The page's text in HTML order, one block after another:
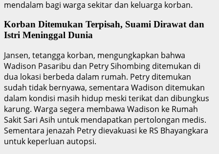
mendalam bagi warga sekitar dan keluarga korban.
Korban Ditemukan Terpisah, Suami Dirawat dan
Istri Meninggal Dunia
Jansen, tetangga korban, mengungkapkan bahwa
Wadison Pasaribu dan Petry Sihombing ditemukan di
dua lokasi berbeda dalam rumah. Petry ditemukan
sudah tidak bernyawa, sementara Wadison ditemukan
dalam kondisi masih hidup meski terikat dan dibungkus
karung. Warga segera membawa Wadison ke Rumah
Sakit Sari Asih untuk mendapatkan pertolongan medis.
Sementara jenazah Petry dievakuasi ke RS Bhayangkara
untuk keperluan autopsi.